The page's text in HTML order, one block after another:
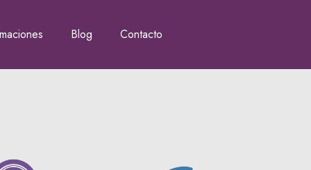
Blog Contacto